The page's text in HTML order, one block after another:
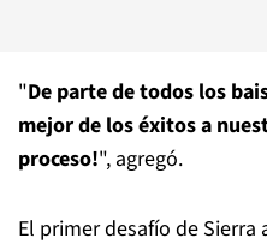
"De parte de todos los
mejor de los éxitos a
proceso!", agregó.
El primer desafío de